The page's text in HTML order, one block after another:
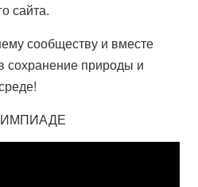
сайта.
сообществу и вместе
сохранение природы и